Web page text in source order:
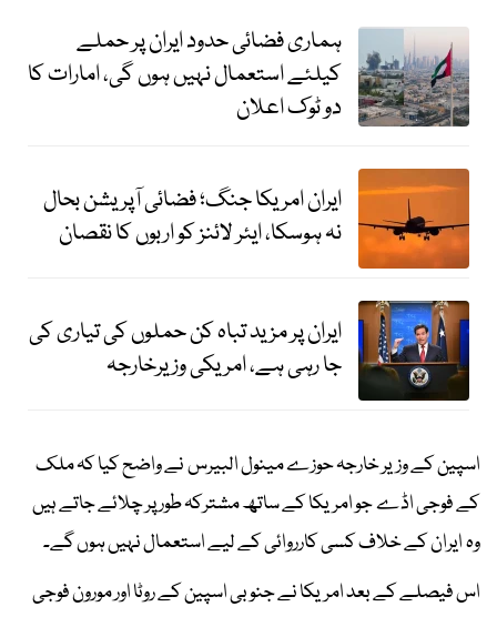
ہماری فضائی حدود ایران پر حملے
کیلئے استعمال نہیں ہوں گی، امارات کا
دو ٹوک اعلان
ایران امریکا جنگ؛ فضائی آپریشن بحال
نہ ہوسکا، ایئر لائنز کو اربوں کا نقصان
ایران پر مزید تباہ کن حملوں کی تیاری کی
جا رہی ہے، امریکی وزیرخارجہ
اسپین کے وزیر خارجہ حوزے مینول البیرس نے واضح کیا کہ ملک
کے فوجی اڈے جو امریکا کے ساتھ مشترکہ طور پر چلائے جاتے ہیں
وہ ایران کے خلاف کسی کارروائی کے لیے استعمال نہیں ہوں گے۔
اس فیصلے کے بعد امریکا نے جنوبی اسپین کے روٹا اور مورون فوجی